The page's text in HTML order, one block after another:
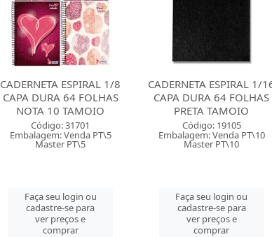
CADERNETA ESPIRAL 1/16
CAPA DURA 64 FOLHAS
PRETA TAMOIO
Código: 19105
Embalagem: Venda PT\10
Master PT\10
Faça seu login ou
cadastre-se para
ver preços e
comprar
CADERNETA ESPIRAL 1/8
CAPA DURA 64 FOLHAS
PRETA TAMOIO
Código: 19104
Embalagem: Venda PT\5
Master PT\5
Faça seu login ou
cadastre-se para
ver preços e
comprar